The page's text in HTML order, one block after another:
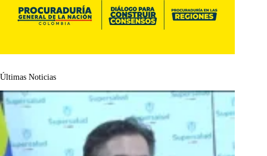
Últimas Noticias